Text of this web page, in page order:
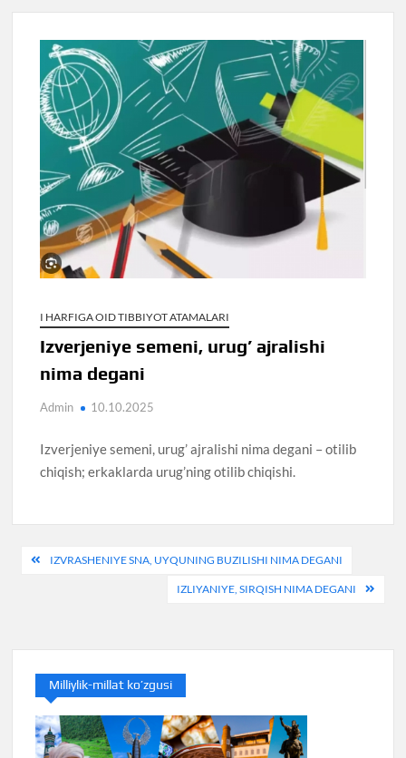
I HARFIGA OID TIBBIYOT ATAMALARI
Izverjeniye semeni, urug’ ajralishi
nima degani
Admin 10.10.2025
Izverjeniye semeni, urug’ ajralishi nima degani – otilib
chiqish; erkaklarda urug’ning otilib chiqishi.
PostIZVRASHENIYE SNA, UYQUNING BUZILISHI NIMA DEGANI
IZLIYANIYE, SIRQISH NIMA DEGANI
Milliylik-millat ko’zgusi